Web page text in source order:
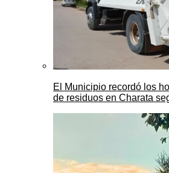
El Municipio recordó los
de residuos en Charata